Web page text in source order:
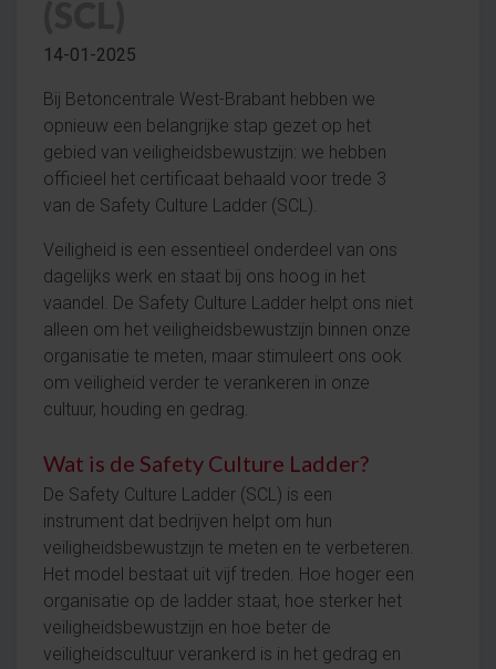
14-01-2025
Bij Betoncentrale West-Brabant hebben we
opnieuw een belangrijke stap gezet op het
gebied van veiligheidsbewustzijn: we hebben
officieel het certificaat behaald voor trede 3
van de Safety Culture Ladder (SCL).
Veiligheid is een essentieel onderdeel van ons
dagelijks werk en staat bij ons hoog in het
vaandel. De Safety Culture Ladder helpt ons niet
alleen om het veiligheidsbewustzijn binnen onze
organisatie te meten, maar stimuleert ons ook
om veiligheid verder te verankeren in onze
cultuur, houding en gedrag.
Wat is de Safety Culture Ladder?
De Safety Culture Ladder (SCL) is een
instrument dat bedrijven helpt om hun
veiligheidsbewustzijn te meten en te verbeteren.
Het model bestaat uit vijf treden. Hoe hoger een
organisatie op de ladder staat, hoe sterker het
veiligheidsbewustzijn en hoe beter de
veiligheidscultuur verankerd is in het gedrag en